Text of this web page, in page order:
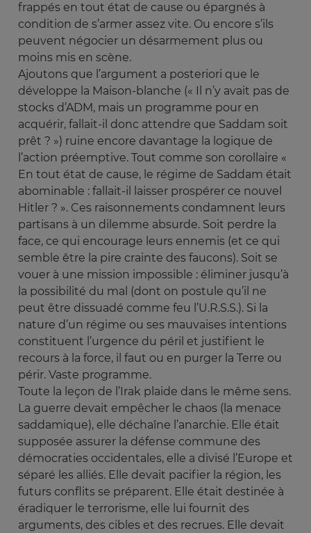
frappés en tout état de cause ou épargnés à
condition de s’armer assez vite. Ou encore s’ils
peuvent négocier un désarmement plus ou
moins mis en scène.
Ajoutons que l’argument a posteriori que le
développe la Maison-blanche (« Il n’y avait pas de
stocks d’ADM, mais un programme pour en
acquérir, fallait-il donc attendre que Saddam soit
prêt ? ») ruine encore davantage la logique de
l’action préemptive. Tout comme son corollaire «
En tout état de cause, le régime de Saddam était
abominable : fallait-il laisser prospérer ce nouvel
Hitler ? ». Ces raisonnements condamnent leurs
partisans à un dilemme absurde. Soit perdre la
face, ce qui encourage leurs ennemis (et ce qui
semble être la pire crainte des faucons). Soit se
vouer à une mission impossible : éliminer jusqu’à
la possibilité du mal (dont on postule qu’il ne
peut être dissuadé comme feu l’U.R.S.S.). Si la
nature d’un régime ou ses mauvaises intentions
constituent l’urgence du péril et justifient le
recours à la force, il faut ou en purger la Terre ou
périr. Vaste programme.
Toute la leçon de l’Irak plaide dans le même sens.
La guerre devait empêcher le chaos (la menace
saddamique), elle déchaîne l’anarchie. Elle était
supposée assurer la défense commune des
démocraties occidentales, elle a divisé l’Europe et
séparé les alliés. Elle devait pacifier la région, les
futurs conflits se préparent. Elle était destinée à
éradiquer le terrorisme, elle lui fournit des
arguments, des cibles et des recrues. Elle devait